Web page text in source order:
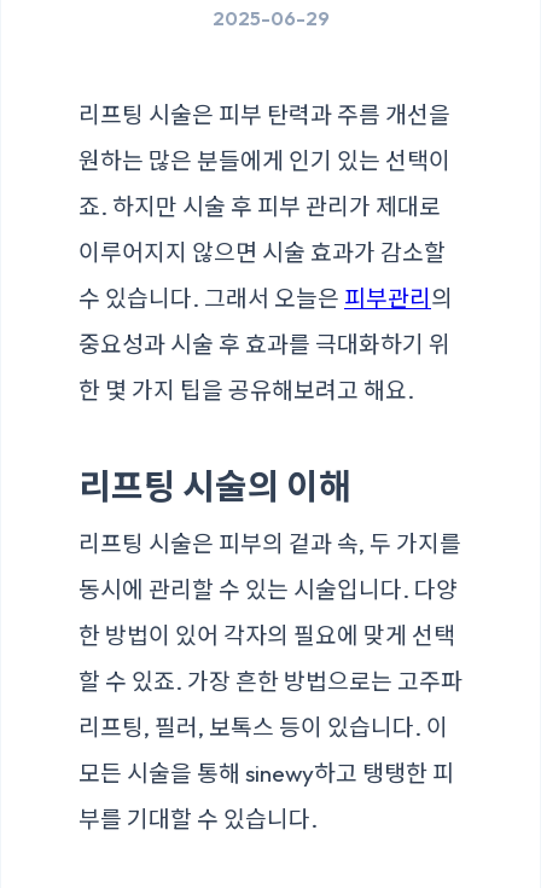
2025-06-29
리프팅 시술은 피부 탄력과 주름 개선을
원하는 많은 분들에게 인기 있는 선택이
죠. 하지만 시술 후 피부 관리가 제대로
이루어지지 않으면 시술 효과가 감소할
수 있습니다. 그래서 오늘은 피부관리 의
중요성과 시술 후 효과를 극대화하기 위
한 몇 가지 팁을 공유해보려고 해요.
리프팅 시술의 이해
리프팅 시술은 피부의 겉과 속, 두 가지를
동시에 관리할 수 있는 시술입니다. 다양
한 방법이 있어 각자의 필요에 맞게 선택
할 수 있죠. 가장 흔한 방법으로는 고주파
리프팅, 필러, 보톡스 등이 있습니다. 이
모든 시술을 통해 sinewy하고 탱탱한 피
부를 기대할 수 있습니다.